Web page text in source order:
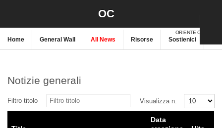
OC
ORIENTE CRISTIANO
Home General Wall All News Risorse Sostienici
Notizie generali
Filtro titolo Visualizza n.
Data